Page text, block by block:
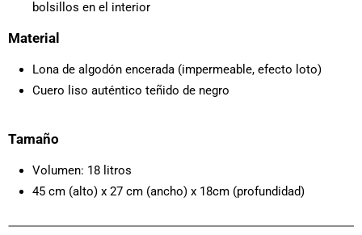
bolsillos en el interior
Material
Lona de algodón encerada (impermeable, efecto loto)
Cuero liso auténtico teñido de negro
Tamaño
Volumen: 18 litros
45 cm (alto) x 27 cm (ancho) x 18cm (profundidad)